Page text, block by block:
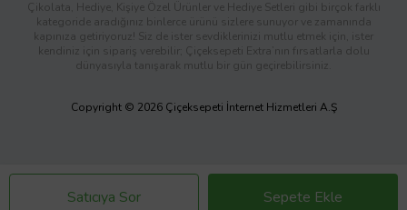
Satıcıya Sor Sepete Ekle
Çikolata, Hediye, Kişiye Özel Ürünler ve Hediye Setleri gibi birçok farklı
kategoride aradığınız binlerce ürünü sizlere sunuyor ve zamanında
kapınıza getiriyoruz! Siz de ister sevdiklerinizi mutlu etmek için, ister
kendiniz için sipariş verebilir; Çiçeksepeti Extra’nın fırsatlarla dolu
dünyasıyla tanışarak mutlu bir gün geçirebilirsiniz.
Copyright © 2026 Çiçeksepeti İnternet Hizmetleri A.Ş